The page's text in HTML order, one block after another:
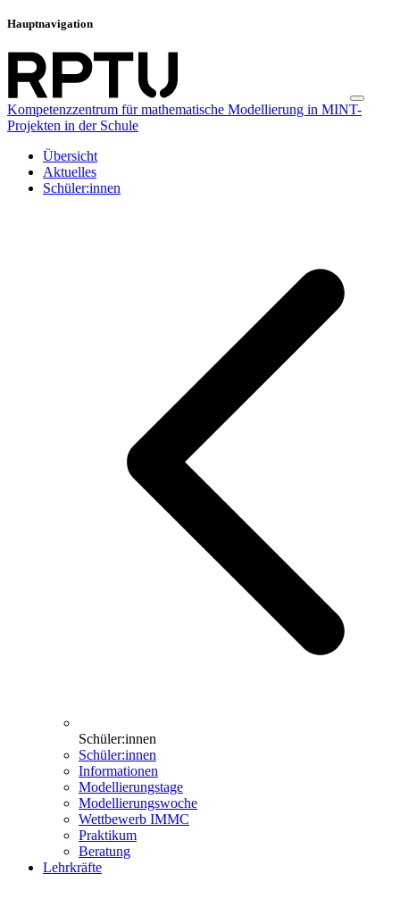
Hauptnavigation
Kompetenzzentrum für mathematische Modellierung in MINT-
Projekten in der Schule
Übersicht
Aktuelles
Schüler:innen
Schüler:innen
Schüler:innen
Informationen
Modellierungstage
Modellierungswoche
Wettbewerb IMMC
Praktikum
Beratung
Lehrkräfte